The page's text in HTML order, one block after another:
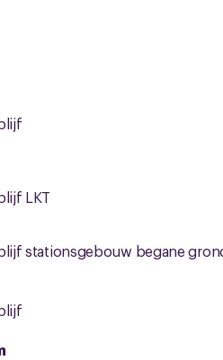
LKT
stationsgebouw begane